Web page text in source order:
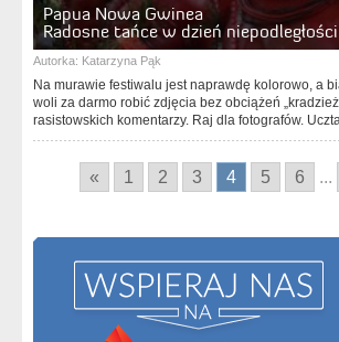
Papua Nowa Gwinea
Radosne tańce w dzień niepodległości
Autorka: Katarzyna Pąk
Na murawie festiwalu jest naprawdę kolorowo, a
woli za darmo robić zdjęcia bez obciążeń
rasistowskich komentarzy. Raj dla fotografów.
« 1 2 3 4 5 6 ...